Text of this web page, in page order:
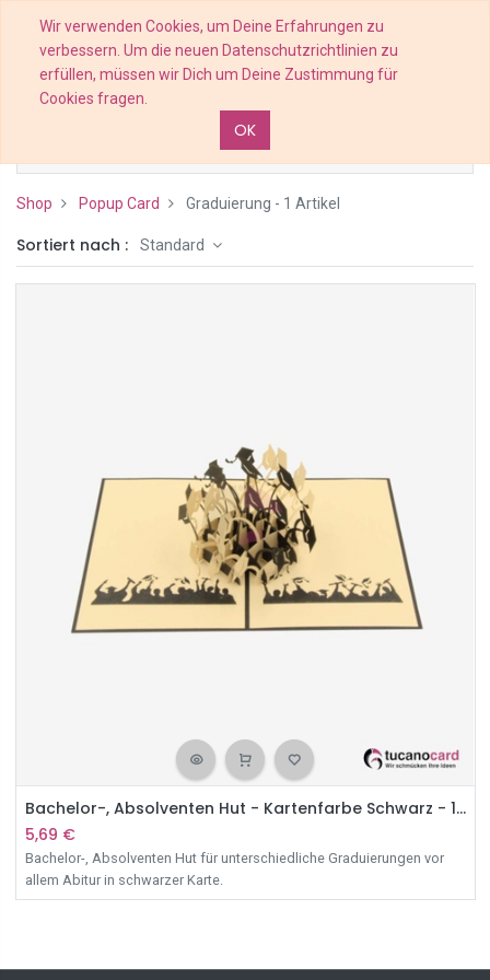
Wir verwenden Cookies, um Deine Erfahrungen zu
verbessern. Um die neuen Datenschutzrichtlinien zu
erfüllen, müssen wir Dich um Deine Zustimmung für
Cookies fragen.
OK
Filters
Shop Popup Card Graduierung - 1 Artikel
Sortiert nach : Standard
Bachelor-, Absolventen Hut - Kartenfarbe Schwarz - 12 x 17 cm
5,69 €
Bachelor-, Absolventen Hut für unterschiedliche Graduierungen vor
allem Abitur in schwarzer Karte.
Inklusive Umschlag.